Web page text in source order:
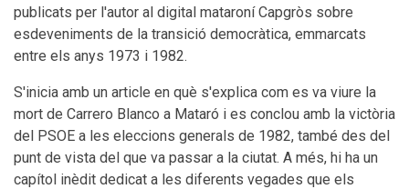
publicats per l'autor al digital mataroní Capgròs sobre
esdeveniments de la transició democràtica, emmarcats
entre els anys 1973 i 1982.
S'inicia amb un article en què s'explica com es va viure la
mort de Carrero Blanco a Mataró i es conclou amb la victòria
del PSOE a les eleccions generals de 1982, també des del
punt de vista del que va passar a la ciutat. A més, hi ha un
capítol inèdit dedicat a les diferents vegades que els